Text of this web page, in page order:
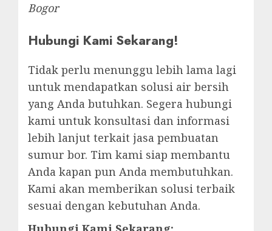
Bogor
Hubungi Kami Sekarang!
Tidak perlu menunggu lebih lama lagi
untuk mendapatkan solusi air bersih
yang Anda butuhkan. Segera hubungi
kami untuk konsultasi dan informasi
lebih lanjut terkait jasa pembuatan
sumur bor. Tim kami siap membantu
Anda kapan pun Anda membutuhkan.
Kami akan memberikan solusi terbaik
sesuai dengan kebutuhan Anda.